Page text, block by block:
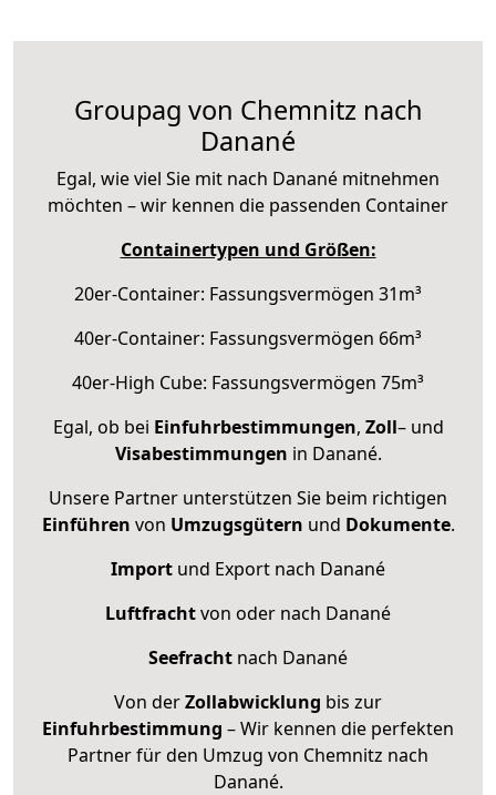
Groupag von Chemnitz nach
Danané
Egal, wie viel Sie mit nach Danané mitnehmen
möchten – wir kennen die passenden Container
Containertypen und Größen:
20er-Container: Fassungsvermögen 31m³
40er-Container: Fassungsvermögen 66m³
40er-High Cube: Fassungsvermögen 75m³
Egal, ob bei Einfuhrbestimmungen, Zoll– und
Visabestimmungen in Danané.
Unsere Partner unterstützen Sie beim richtigen
Einführen von Umzugsgütern und Dokumente.
Import und Export nach Danané
Luftfrachtvon oder nach Danané
Seefracht nach Danané
Von derZollabwicklung bis zur
Einfuhrbestimmung – Wir kennen die perfekten
Partner für den Umzug von Chemnitz nach
Danané.